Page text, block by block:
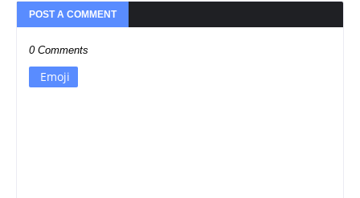
POST A COMMENT
0 Comments
Emoji